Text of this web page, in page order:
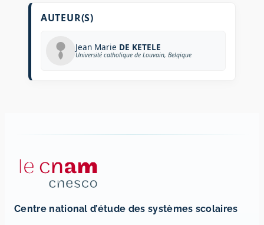
AUTEUR(S)
Jean Marie DE KETELE
Université catholique de Louvain, Belgique
Centre national d’étude des systèmes scolaires